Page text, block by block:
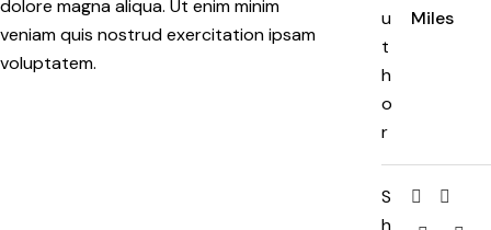
dolore magna aliqua. Ut enim minim
veniam quis nostrud exercitation ipsam
voluptatem.
u
t
h
o
r
Miles
S
h